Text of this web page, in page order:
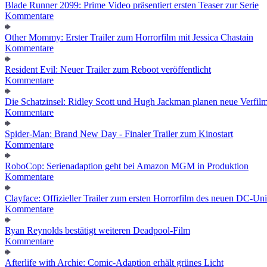
Blade Runner 2099: Prime Video präsentiert ersten Teaser zur Serie
Kommentare
Other Mommy: Erster Trailer zum Horrorfilm mit Jessica Chastain
Kommentare
Resident Evil: Neuer Trailer zum Reboot veröffentlicht
Kommentare
Die Schatzinsel: Ridley Scott und Hugh Jackman planen neue
Kommentare
Spider-Man: Brand New Day - Finaler Trailer zum Kinostart
Kommentare
RoboCop: Serienadaption geht bei Amazon MGM in Produktion
Kommentare
Clayface: Offizieller Trailer zum ersten Horrorfilm des neuen DC-
Kommentare
Ryan Reynolds bestätigt weiteren Deadpool-Film
Kommentare
Afterlife with Archie: Comic-Adaption erhält grünes Licht